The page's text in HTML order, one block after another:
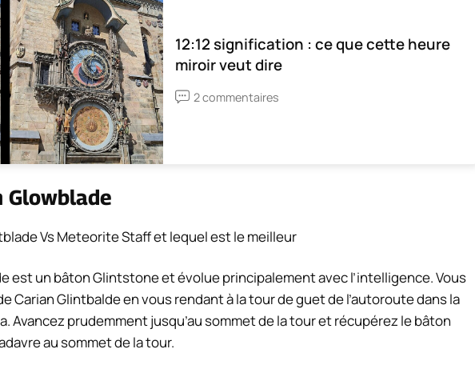
12:12 signification : ce que cette heure
miroir veut dire
2 commentaires
Glowblade
est un bâton Glintstone et évolue principalement avec l’intelligence. Vous
Carian Glintbalde en vous rendant à la tour de guet de l’autoroute dans la
Avancez prudemment jusqu’au sommet de la tour et récupérez le bâton
au sommet de la tour.